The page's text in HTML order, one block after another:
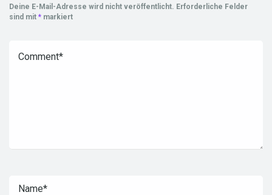
Deine E-Mail-Adresse wird nicht veröffentlicht. Erforderliche Felder
sind mit * markiert